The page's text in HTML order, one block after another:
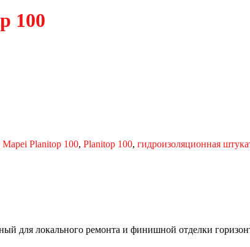
100
Mapei Planitop 100, Planitop 100, гидроизоляционная
для локального ремонта и финишной отделки